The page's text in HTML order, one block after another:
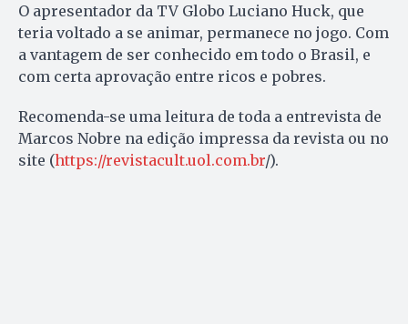
O apresentador da TV Globo Luciano Huck, que
teria voltado a se animar, permanece no jogo. Com
a vantagem de ser conhecido em todo o Brasil, e
com certa aprovação entre ricos e pobres.
Recomenda-se uma leitura de toda a entrevista de
Marcos Nobre na edição impressa da revista ou no
site (https://revistacult.uol.com.br/).